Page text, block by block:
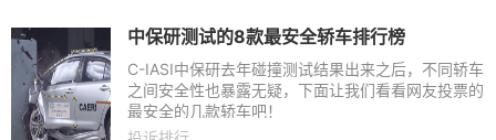
中保研测试的8款最安全轿车排行榜
C-IASI中保研去年碰撞测试结果出来之后，不同轿车
之间安全性也暴露无疑，下面让我们看看网友投票的
最安全的几款轿车吧！